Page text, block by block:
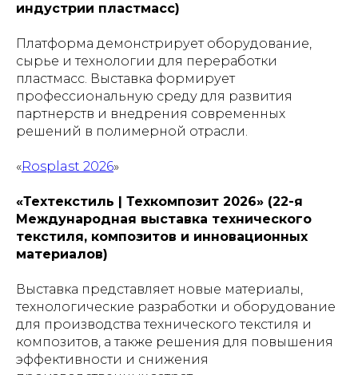
индустрии пластмасс)
Платформа демонстрирует оборудование,
сырье и технологии для переработки
пластмасс. Выставка формирует
профессиональную среду для развития
партнерств и внедрения современных
решений в полимерной отрасли.
«Rosplast 2026»
«Техтекстиль | Техкомпозит 2026» (22-я
Международная выставка технического
текстиля, композитов и инновационных
материалов)
Выставка представляет новые материалы,
технологические разработки и оборудование
для производства технического текстиля и
композитов, а также решения для повышения
эффективности и снижения